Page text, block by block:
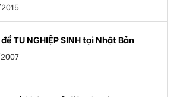
TU NGHIỆP SINH tại Nhật Bản